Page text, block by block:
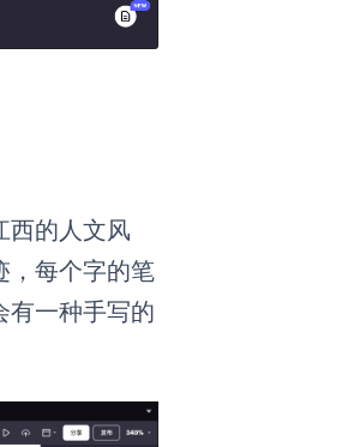
西的人文风
，每个字的笔
有一种手写的